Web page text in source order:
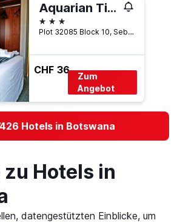
Aquarian Tide Hotel
3 Sterne
Plot 32085 Block 10, Sebele Mall, Gaborone, Botswana
CHF 36
Zum
Angebot
Hotels in Botswana
Hotels in
datengestützten Einblicke, um